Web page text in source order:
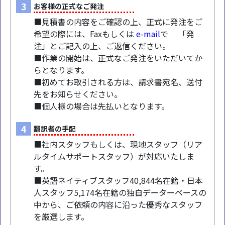
3 お客様の正式なご発注
■見積書の内容をご確認の上、正式に発注をご
希望の際には、Faxもしくは e-mailで 「発
注」とご記入の上、ご返信ください。
■作業の開始は、正式なご発注をいただいてか
らとなります。
■初めてお取引される方は、請求書宛名、送付
先をお知らせください。
■個人様の場合は先払いとなります。
4 翻訳者の手配
■社内スタッフもしくは、現地スタッフ（リア
ルタイムサポートスタッフ）が対応いたしま
す。
■英語ネイティブスタッフ40,844名在籍・日本
人スタッフ5,174名在籍の独自データーベースの
中から、ご依頼の内容に沿った優秀なスタッフ
を厳選します。